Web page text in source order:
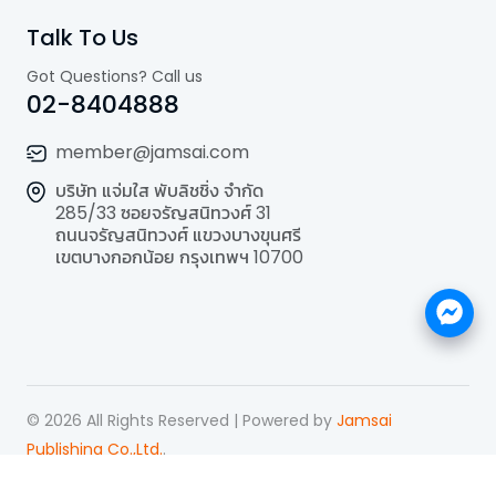
Talk To Us
Got Questions? Call us
02-8404888
member@jamsai.com
บริษัท แจ่มใส พับลิชชิ่ง จำกัด
285/33 ซอยจรัญสนิทวงศ์ 31
ถนนจรัญสนิทวงศ์ แขวงบางขุนศรี
เขตบางกอกน้อย กรุงเทพฯ 10700
© 2026 All Rights Reserved | Powered by Jamsai
Publishing Co.,Ltd..